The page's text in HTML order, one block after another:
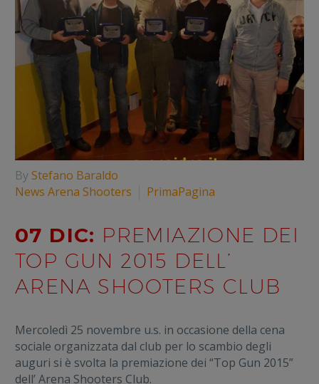
ByStefano Baraldo
News Arena Shooters
PrimaPagina
07 DIC: PREMIAZIONE DEI
TOP GUN 2015 DELL’
ARENA SHOOTERS CLUB
Mercoledì 25 novembre u.s. in occasione della cena
sociale organizzata dal club per lo scambio degli
auguri si è svolta la premiazione dei “Top Gun 2015”
dell’ Arena Shooters Club.